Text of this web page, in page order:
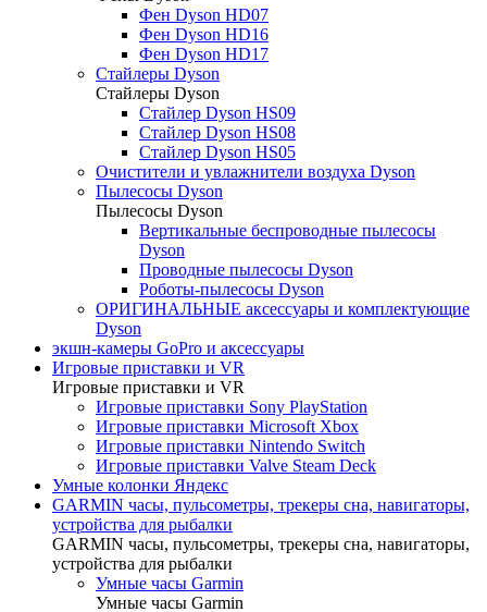
Фен Dyson HD07
Фен Dyson HD16
Фен Dyson HD17
Стайлеры Dyson
Стайлеры Dyson
Стайлер Dyson HS09
Стайлер Dyson HS08
Стайлер Dyson HS05
Очистители и увлажнители воздуха Dyson
Пылесосы Dyson
Пылесосы Dyson
Вертикальные беспроводные пылесосы
Dyson
Проводные пылесосы Dyson
Роботы-пылесосы Dyson
ОРИГИНАЛЬНЫЕ аксессуары и комплектующие
Dyson
экшн-камеры GoPro и аксессуары
Игровые приставки и VR
Игровые приставки и VR
Игровые приставки Sony PlayStation
Игровые приставки Microsoft Xbox
Игровые приставки Nintendo Switch
Игровые приставки Valve Steam Deck
Умные колонки Яндекс
GARMIN часы, пульсометры, трекеры сна, навигаторы,
устройства для рыбалки
GARMIN часы, пульсометры, трекеры сна, навигаторы,
устройства для рыбалки
Умные часы Garmin
Умные часы Garmin